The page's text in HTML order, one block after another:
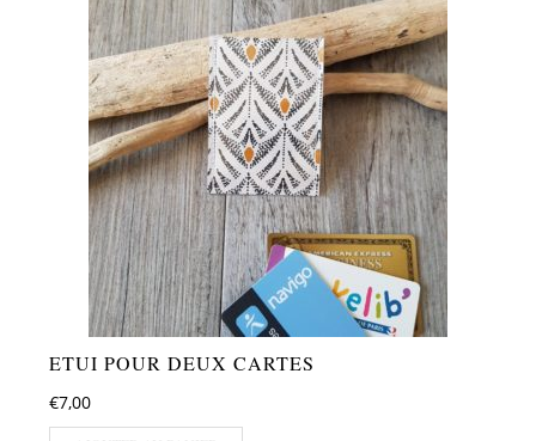
ETUI POUR DEUX CARTES
€7,00